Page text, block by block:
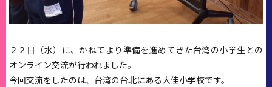
２２日（水）に、かねてより準備を進めてきた台湾の小学生との
オンライン交流が行われました。
今回交流をしたのは、台湾の台北にある大佳小学校です。